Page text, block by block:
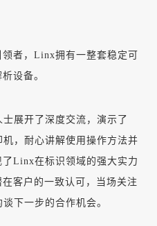
者，Linx拥有一整套稳定可
设备。
展开了深度交流，演示了
，耐心讲解使用操作方法并
Linx在标识领域的强大实力
客户的一致认可，当场关注
下一步的合作机会。